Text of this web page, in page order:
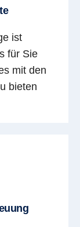
ist
für Sie
mit den
bieten